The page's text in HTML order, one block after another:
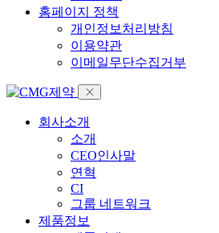
홈페이지 정책
개인정보처리방침
이용약관
이메일무단수집거부
회사소개
소개
CEO인사말
연혁
CI
그룹 네트워크
제품정보